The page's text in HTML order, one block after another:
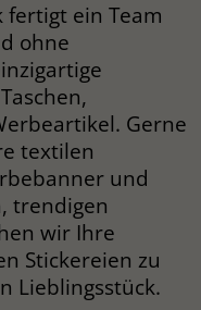
fertigt ein Team
ohne
Gerne
textilen
und
trendigen
wir Ihre
Stickereien zu
Lieblingsstück.